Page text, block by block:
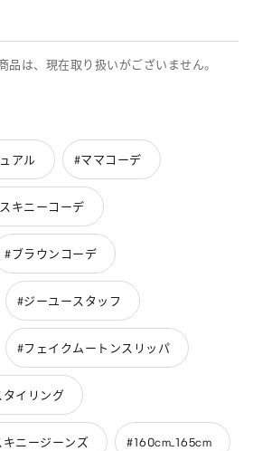
は、現在取り扱いがございません。
アル #ママコーデ
キニーコーデ
#ブラウンコーデ
#ジーユースタッフ
#フェイクムートンスリッパ
イリング
ニージーンズ #160cm_165cm